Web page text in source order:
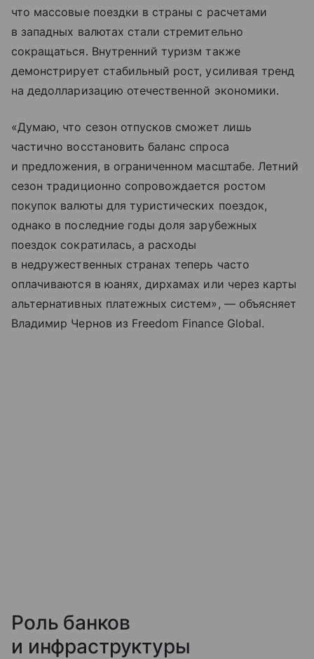
что массовые поездки в страны с расчетами
в западных валютах стали стремительно
сокращаться. Внутренний туризм также
демонстрирует стабильный рост, усиливая тренд
на дедолларизацию отечественной экономики.
«Думаю, что сезон отпусков сможет лишь
частично восстановить баланс спроса
и предложения, в ограниченном масштабе. Летний
сезон традиционно сопровождается ростом
покупок валюты для туристических поездок,
однако в последние годы доля зарубежных
поездок сократилась, а расходы
в недружественных странах теперь часто
оплачиваются в юанях, дирхамах или через карты
альтернативных платежных систем», — объясняет
Владимир Чернов из Freedom Finance Global.
Роль банков
и инфраструктуры